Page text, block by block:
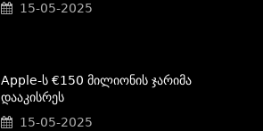
15-05-2025
Apple-Ს €150 Მილიონის Ჯარიმა
Დააკისრეს
15-05-2025